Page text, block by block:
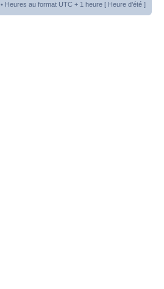
• Heures au format UTC + 1 heure [ Heure d’été ]